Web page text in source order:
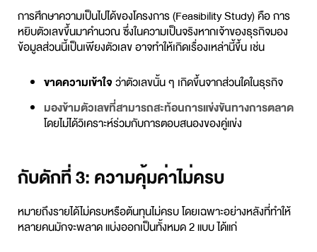
การศึกษาความเป็นไปได้ของโครงการ (Feasibility Study) คือ การ
หยิบตัวเลขขึ้นมาคำนวณ ซึ่งในความเป็นจริงหากเจ้าของธุรกิจมอง
ข้อมูลส่วนนี้เป็นเพียงตัวเลข อาจทำให้เกิดเรื่องเหล่านี้ขึ้น เช่น
ขาดความเข้าใจว่าตัวเลขนั้น ๆ เกิดขึ้นจากส่วนใดในธุรกิจ
มองข้ามตัวเลขที่สามารถสะท้อนการแข่งขันทางการตลาด
โดยไม่ได้วิเคราะห์ร่วมกับการตอบสนองของคู่แข่ง
กับดักที่ 3: ความคุ้มค่าไม่ครบ
หมายถึงรายได้ไม่ครบหรือต้นทุนไม่ครบ โดยเฉพาะอย่างหลังที่ทำให้
หลายคนมักจะพลาด แบ่งออกเป็นทั้งหมด 2 แบบ ได้แก่